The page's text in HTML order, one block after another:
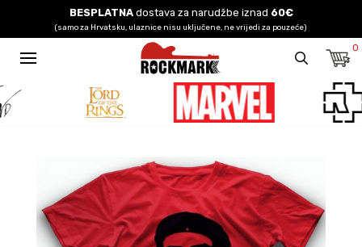
BESPLATNAdostava za narudžbe iznad 60€
(samo za Hrvatsku, ulaznice nisu uključene, ne vrijedi za pouzeće)
0